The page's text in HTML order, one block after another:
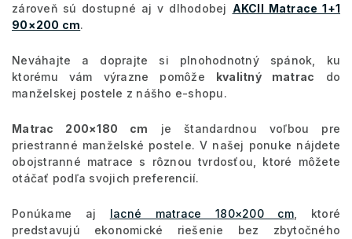
zároveň sú dostupné aj v dlhodobej AKCII Matrace 1+1
90×200 cm.
Neváhajte a doprajte si plnohodnotný spánok, ku
ktorému vám výrazne pomôže kvalitný matrac do
manželskej postele z nášho e-shopu.
Matrac 200×180 cm je štandardnou voľbou pre
priestranné manželské postele. V našej ponuke nájdete
obojstranné matrace s rôznou tvrdosťou, ktoré môžete
otáčať podľa svojich preferencií.
Ponúkame aj lacné matrace 180×200 cm, ktoré
predstavujú ekonomické riešenie bez zbytočného